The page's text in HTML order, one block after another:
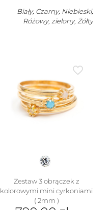
Biały, Czarny, Niebieski,
Różowy, zielony, Żółty
Zestaw 3 obrączek z
kolorowymi mini cyrkoniami
( 2mm )